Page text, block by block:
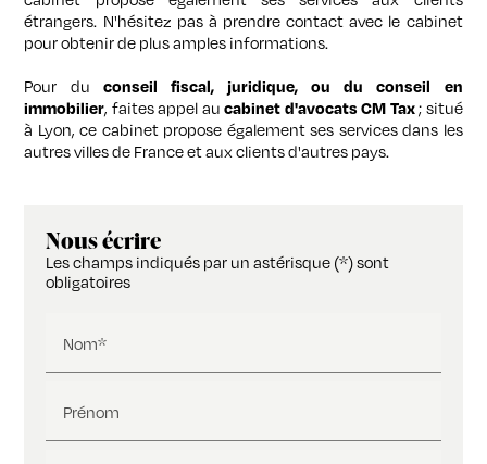
étrangers. N'hésitez pas à prendre contact avec le cabinet
pour obtenir de plus amples informations.
Pour du conseil fiscal, juridique, ou du conseil en
immobilier, faites appel aucabinet d'avocats CM Tax; situé
à Lyon, ce cabinet propose également ses services dans les
autres villes de France et aux clients d'autres pays.
Nous écrire
Les champs indiqués par un astérisque (*) sont
obligatoires
Nom*
Prénom